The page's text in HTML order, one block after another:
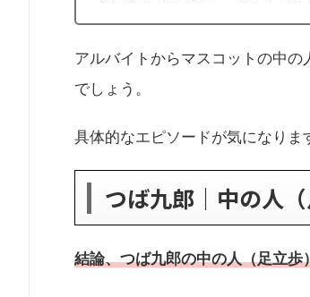
アルバイトからマスコットの中
でしょう。
具体的なエピソードが気になりま
つば九郎｜中の人
結論、つば九郎の中の人（足立歩